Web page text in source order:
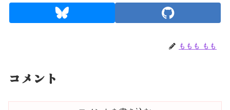
ももも もも
コメント